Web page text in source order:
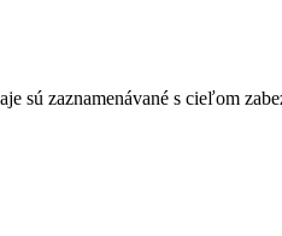
sú zaznamenávané s cieľom